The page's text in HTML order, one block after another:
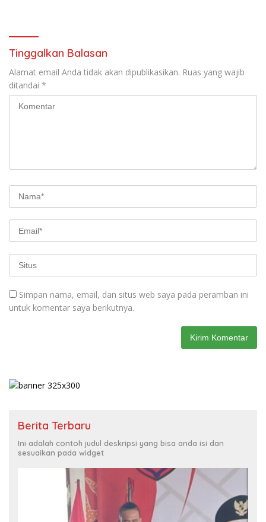
Tinggalkan Balasan
Alamat email Anda tidak akan dipublikasikan. Ruas yang wajib
ditandai *
Simpan nama, email, dan situs web saya pada peramban ini
untuk komentar saya berikutnya.
Berita Terbaru
Ini adalah contoh judul deskripsi yang bisa anda isi dan
sesuaikan pada widget